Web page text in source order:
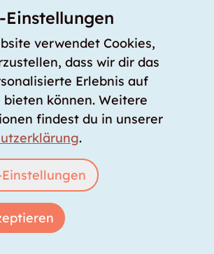
Lagerraum sein?
Lagerraum inserieren
|Datenschutzerklärung
Einstellungen
verwendet Cookies,
dass wir dir das
Erlebnis auf
bieten können. Weitere
findest du in unserer
.